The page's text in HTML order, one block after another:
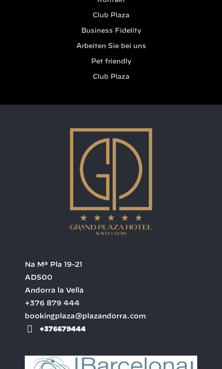
Club Plaza
Business Fidelity
Arbeiten Sie bei uns
Pet friendly
Club Plaza
Na Mª Pla 19-21
AD500
Andorra la Vella
+376 879 444
bookingplaza@plazandorra.com
+376679444